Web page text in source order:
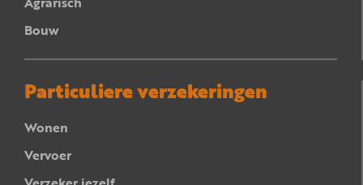
Bouw
Particuliere verzekeringen
Wonen
Vervoer